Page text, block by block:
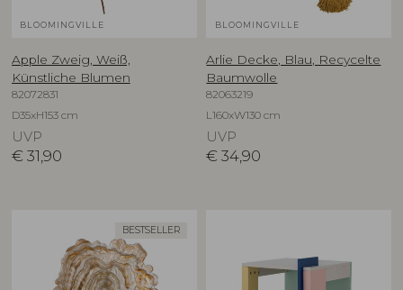
BLOOMINGVILLE
Apple Zweig, Weiß,
Künstliche Blumen
82072831
D35xH153 cm
UVP
€ 31,90
BLOOMINGVILLE
Arlie Decke, Blau, Recycelte
Baumwolle
82063219
L160xW130 cm
UVP
€ 34,90
BESTSELLER